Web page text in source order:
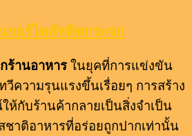
กอร์ไดคัทติดกระจก
ร้านอาหารในยุคที่การแข่งขัน
วีความรุนแรงขึ้นเรื่อยๆ การสร้าง
ห้กับร้านค้ากลายเป็นสิ่งจำเป็น
ชาติอาหารที่อร่อยถูกปากเท่านั้น